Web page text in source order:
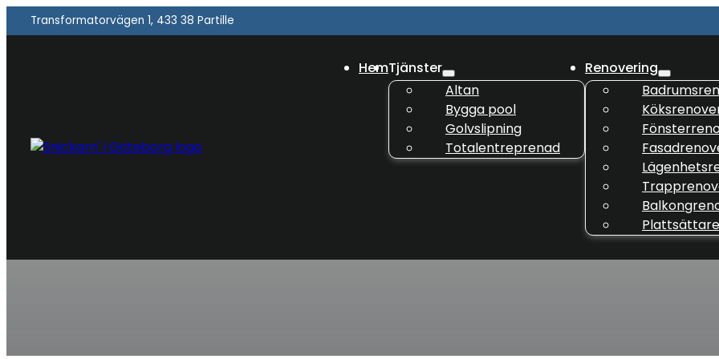
Transformatorvägen 1, 433 38 Partille
HemTjänster
Altan
Bygga pool
Golvslipning
Totalentreprenad
Renovering
Plattsättare